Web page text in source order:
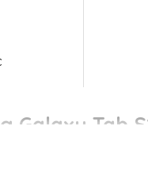
Tab
Cover KHÔNG có